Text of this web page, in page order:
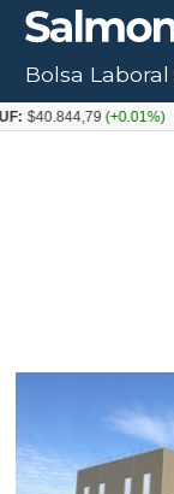
Bolsa Laboral
(+0.01%) UTM: